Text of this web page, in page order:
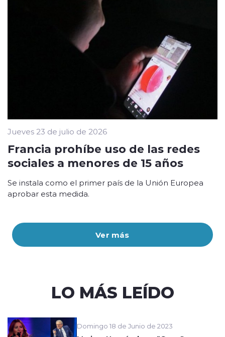
Ver más
Jueves 23 de julio de 2026
Francia prohíbe uso de las redes
sociales a menores de 15 años
Se instala como el primer país de la Unión Europea
aprobar esta medida.
LO MÁS LEÍDO
Domingo 18 de Junio de 2023